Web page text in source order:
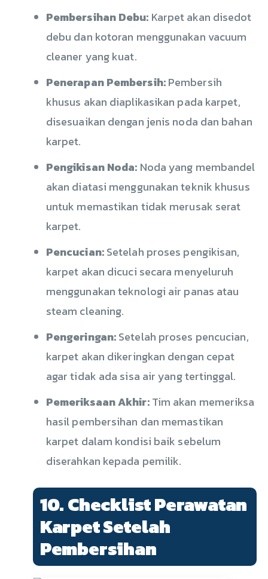
Pembersihan Debu: Karpet akan disedot
debu dan kotoran menggunakan vacuum
cleaner yang kuat.
Penerapan Pembersih:Pembersih
khusus akan diaplikasikan pada karpet,
disesuaikan dengan jenis noda dan bahan
karpet.
Pengikisan Noda: Noda yang membandel
akan diatasi menggunakan teknik khusus
untuk memastikan tidak merusak serat
karpet.
Pencucian:Setelah proses pengikisan,
karpet akan dicuci secara menyeluruh
menggunakan teknologi air panas atau
steam cleaning.
Pengeringan:Setelah proses pencucian,
karpet akan dikeringkan dengan cepat
agar tidak ada sisa air yang tertinggal.
Pemeriksaan Akhir:Tim akan memeriksa
hasil pembersihan dan memastikan
karpet dalam kondisi baik sebelum
diserahkan kepada pemilik.
10. Checklist Perawatan
Karpet Setelah
Pembersihan